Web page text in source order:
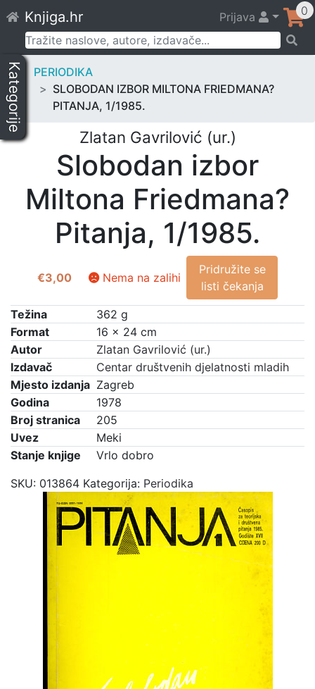
to
content
Knjiga.hr Prijava 0
Pretraži:
Kategorije
PERIODIKA
SLOBODAN IZBOR MILTONA FRIEDMANA?
PITANJA, 1/1985.
Zlatan Gavrilović (ur.)
Slobodan izbor
Miltona Friedmana?
Pitanja, 1/1985.
€3,00 Nema na zalihi
Pridružite se
listi čekanja
Težina
362 g
Format
16 × 24 cm
Autor
Zlatan Gavrilović (ur.)
Izdavač
Centar društvenih djelatnosti mladih
Mjesto izdanja Zagreb
Godina
1978
Broj stranica
205
Uvez
Meki
Stanje knjige
Vrlo dobro
SKU: 013864 Kategorija: Periodika